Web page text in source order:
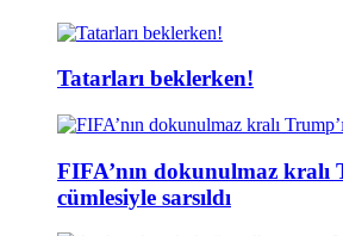
Tatarları beklerken!
FIFA’nın dokunulmaz kralı
cümlesiyle sarsıldı